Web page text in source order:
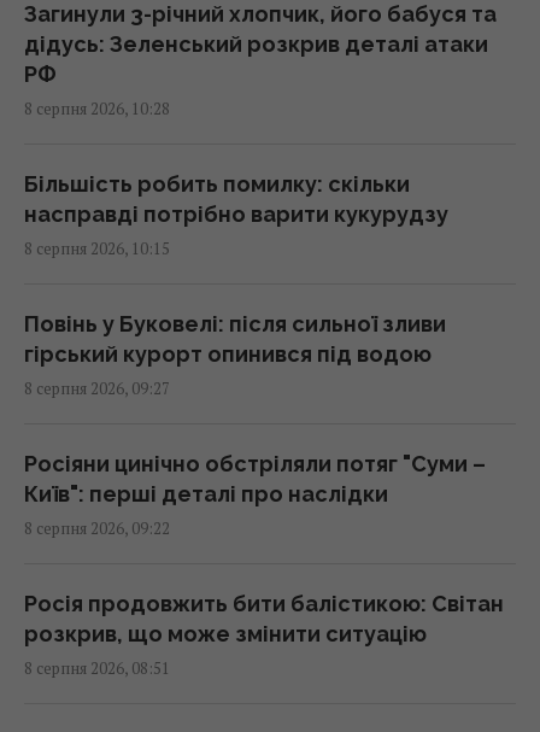
Розвідка США пов’язує з Росією дрон з
вибухівкою в аеропорту Лейпцига, - WSJ
09:59 субота, 08 серпня 2026
Поварів запитали, як правильно готувати
лосося, і всі вони відповіли однаково
09:55 субота, 08 серпня 2026
У США вчені виявили рибу, яка може жити
понад 400 років: що про неї відомо
09:30 субота, 08 серпня 2026
"Цій людині не місце тут": Усик різко
засудив рішення МОК щодо Росії на
Олімпіаді
Жодну балістичну ракету не збили:
Повітряні сили розкрили деталі нічної
Загинули 3-річний хлопчик, його бабуся та
дідусь: Зеленський розкрив деталі атаки
РФ
8 серпня 2026, 10:28
Більшість робить помилку: скільки
насправді потрібно варити кукурудзу
8 серпня 2026, 10:15
Повінь у Буковелі: після сильної зливи
гірський курорт опинився під водою
8 серпня 2026, 09:27
Росіяни цинічно обстріляли потяг "Суми –
Київ": перші деталі про наслідки
8 серпня 2026, 09:22
Росія продовжить бити балістикою: Світан
розкрив, що може змінити ситуацію
8 серпня 2026, 08:51